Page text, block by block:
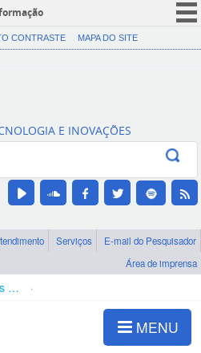
CORONAVÍRUS (COVID-19)
Canais
CONTRASTE MAPA DO SITE
E INOVAÇÕES
Serviços
E-mail do Pesquisador
Área de imprensa
Bolsas e Auxílios Vigentes
MENU